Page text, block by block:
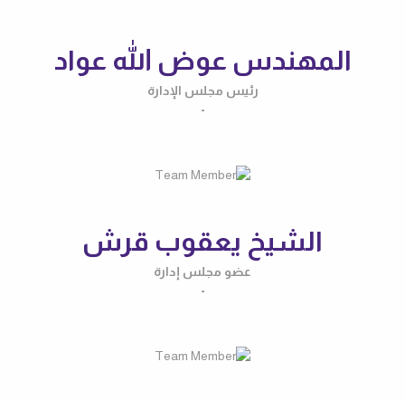
المهندس عوض الله عواد
رئيس مجلس الإدارة
-
الشيخ يعقوب قرش
عضو مجلس إدارة
-